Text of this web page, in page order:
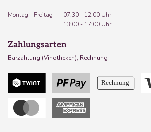
Montag - Freitag
07:30 - 12:00 Uhr
13:00 - 17:00 Uhr
Zahlungsarten
Barzahlung (Vinotheken), Rechnung